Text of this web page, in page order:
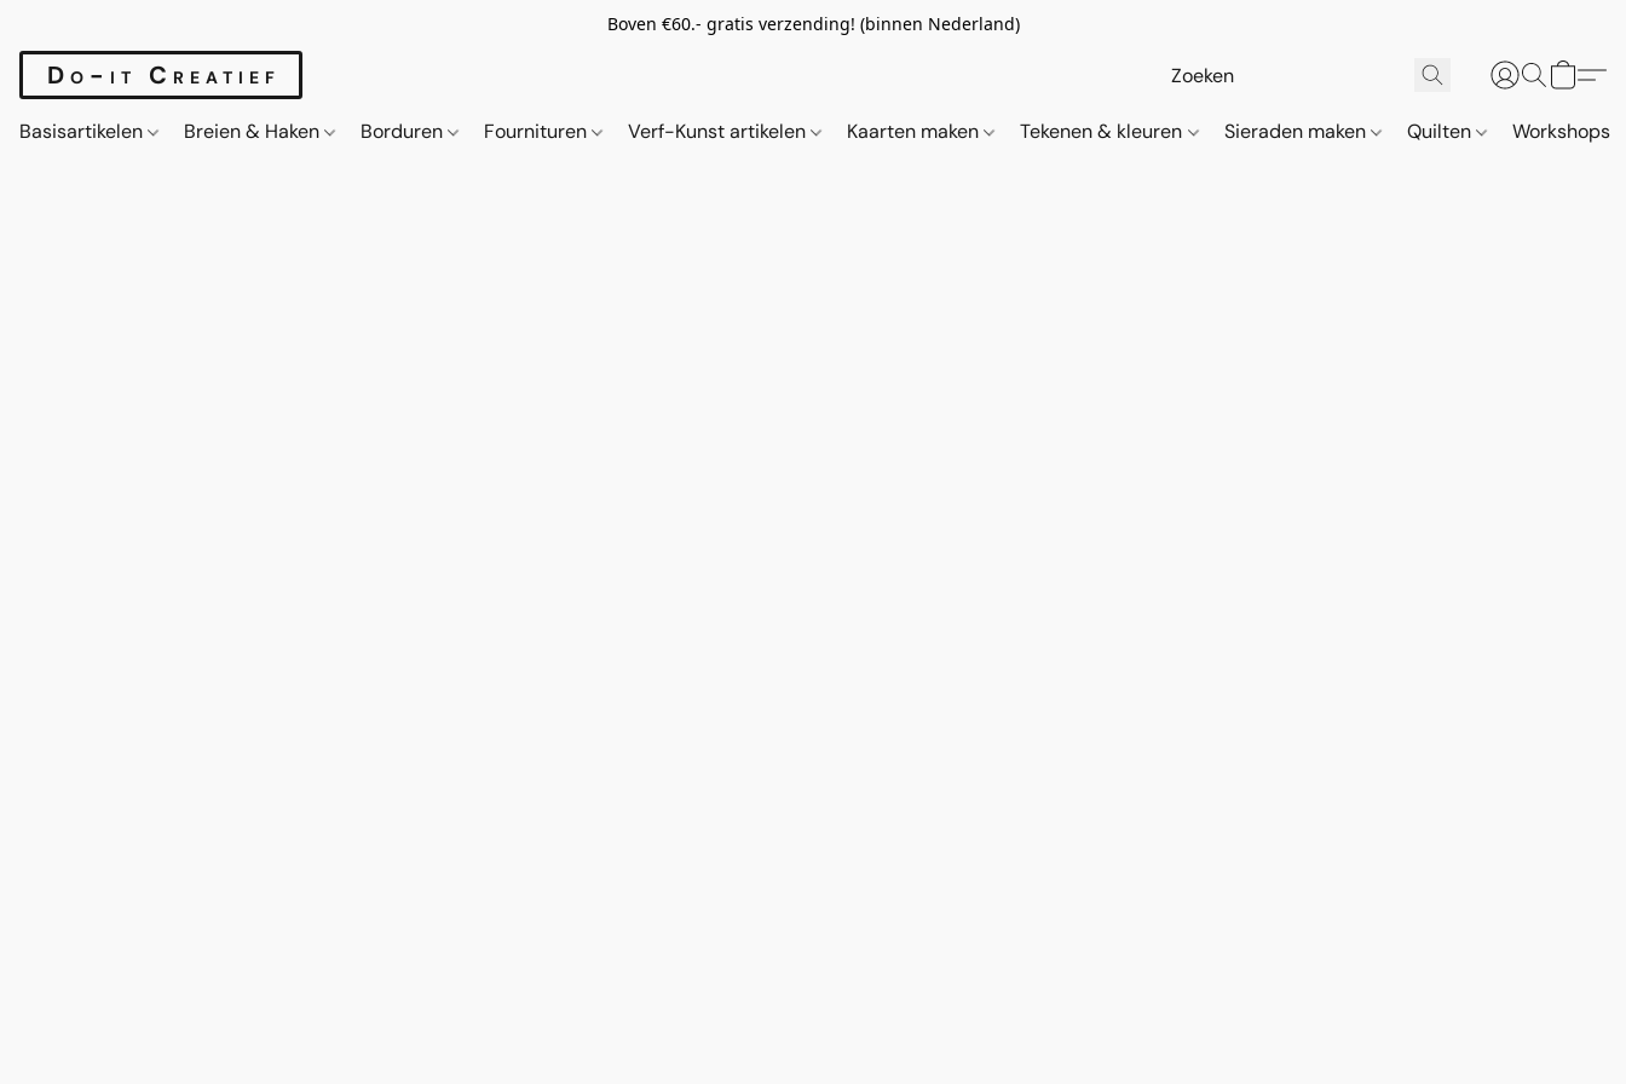
Boven €60.- gratis verzending! (binnen Nederland)
Do-it Creatief
Basisartikelen Breien & Haken Borduren Fournituren Verf-Kunst artikelen Kaarten maken Tekenen & kleuren Sieraden maken Quilten Workshops